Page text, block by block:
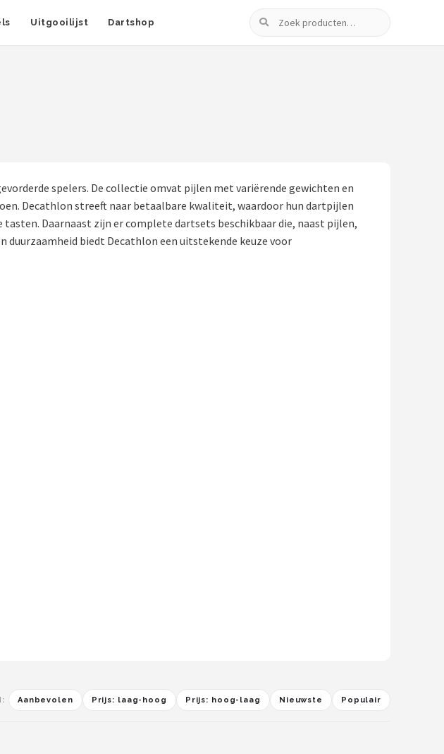
Uitgooilijst Dartshop
Zoeken
spelers. De collectie omvat pijlen met variërende gewichten en
Decathlon streeft naar betaalbare kwaliteit, waardoor hun dartpijlen
Daarnaast zijn er complete dartsets beschikbaar die, naast pijlen,
duurzaamheid biedt Decathlon een uitstekende keuze voor
Aanbevolen Prijs: laag-hoog Prijs: hoog-laag Nieuwste Populair